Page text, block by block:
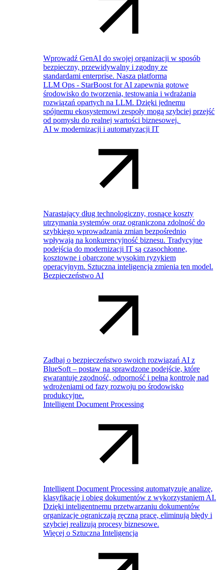
Wprowadź GenAI do swojej organizacji w sposób
bezpieczny, przewidywalny i zgodny ze
standardami enterprise. Nasza platforma
LLM Ops - StarBoost for AI zapewnia gotowe
środowisko do tworzenia, testowania i wdrażania
rozwiązań opartych na LLM. Dzięki jednemu
spójnemu ekosystemowi zespoły mogą szybciej przejść
od pomysłu do realnej wartości biznesowej.
AI w modernizacji i automatyzacji IT
Narastający dług technologiczny, rosnące koszty
utrzymania systemów oraz ograniczona zdolność do
szybkiego wprowadzania zmian bezpośrednio
wpływają na konkurencyjność biznesu. Tradycyjne
podejścia do modernizacji IT są czasochłonne,
kosztowne i obarczone wysokim ryzykiem
operacyjnym. Sztuczna inteligencja zmienia ten model.
Bezpieczeństwo AI
Zadbaj o bezpieczeństwo swoich rozwiązań AI z
BlueSoft – postaw na sprawdzone podejście, które
gwarantuje zgodność, odporność i pełną kontrolę nad
wdrożeniami od fazy rozwoju po środowisko
produkcyjne.
Intelligent Document Processing
Intelligent Document Processing automatyzuje analizę,
klasyfikację i obieg dokumentów z wykorzystaniem AI.
Dzięki inteligentnemu przetwarzaniu dokumentów
organizacje ograniczają ręczną pracę, eliminują błędy i
szybciej realizują procesy biznesowe.
Więcej o Sztuczna Inteligencja